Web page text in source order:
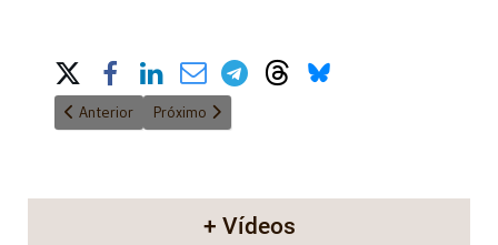
Share on Social Media
Artigo anterior: Anatomia do Poder - 28/12/2014
Anterior Próximo artigo: Anatomia do Poder - 14/12/2014
Próximo
+ Vídeos